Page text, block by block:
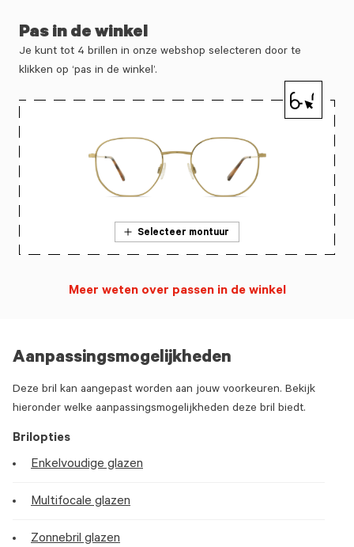
Aanpassingsmogelijkheden
Deze bril kan aangepast worden aan jouw voorkeuren. Bekijk
hieronder welke aanpassingsmogelijkheden deze bril biedt.
Brilopties
Enkelvoudige glazen
Multifocale glazen
Zonnebril glazen
Pas in de winkel
Je kunt tot 4 brillen in onze webshop selecteren door te
klikken op ‘pas in de winkel’.
Selecteer montuur
Meer weten over passen in de winkel